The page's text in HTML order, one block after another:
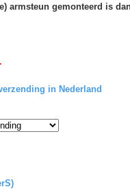
armsteun gemonteerd is
in Nederland